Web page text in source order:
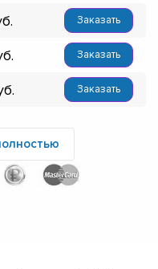
Заказать
Заказать
Заказать